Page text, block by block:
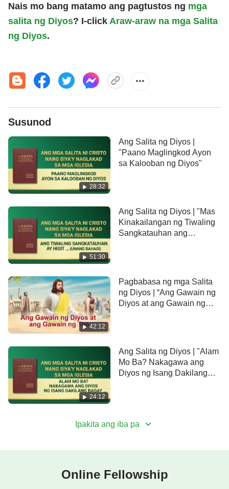
Nais mo bang matamo ang pagtustos ng mga
salita ng Diyos? I-click Araw-araw na mga Salita
ng Diyos.
Susunod
28:32
Ang Salita ng Diyos |
"Paano Maglingkod Ayon
sa Kalooban ng Diyos"
51:30
Ang Salita ng Diyos | "Mas
Kinakailangan ng Tiwaling
Sangkatauhan ang
42:12
Pagbabasa ng mga Salita
ng Diyos | “Ang Gawain ng
Diyos at ang Gawain ng
24:12
Ang Salita ng Diyos | "Alam
Mo Ba? Nakagawa ang
Diyos ng Isang Dakilang
Ipakita ang iba pa
Online Fellowship